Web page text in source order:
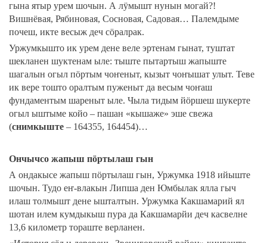
гына ятыр урем шочын. А лӱмышт нунын могай?!
Вишнёвая, Рябиновая, Сосновая, Садовая… Палемдыме
почеш, икте весыж деч сӧралрак.
Уржумкышто ик урем дене веле эртенам гынат, туштат
шекланен шуктенам ыле: тыште пытартыш жапыште
шагалын огыл пӧртым чоҥеныт, кызыт чоҥышат улыт. Теве
ик вере тошто оралтым пуженыт да весым чоҥаш
фундаментым шареныт ыле. Чыла тидым йӧршеш шукерте
огыл ыштыме койо – пашан «кышаже» эше свежа
(снимкыште – 164355, 164454)…
Ончычсо жапыш пӧртылаш гын
А ондакысе жапыш пӧртылаш гын, Уржумка 1918 ийыште
шочын. Тудо еҥ-влакын Липша ден Юмбылак ялла гыч
илаш толмышт дене ышталтын. Уржумка Какшамарий ял
шотан илем кумдыкыш пура да Какшамарйи деч касвелне
13,6 километр тораште верланен.